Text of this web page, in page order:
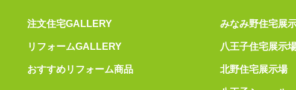
注文住宅GALLERY
リフォームGALLERY
おすすめリフォーム商品
みなみ野住宅展
八王子住宅展示
北野住宅展示場